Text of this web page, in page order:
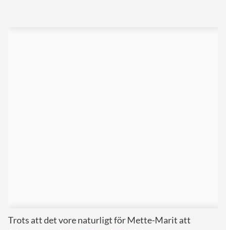
Trots att det vore naturligt för Mette-Marit att